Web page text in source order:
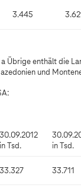
3.445
Übrige enthält die
und
30.09.2012
in Tsd.
in Tsd.
33.327 33.711